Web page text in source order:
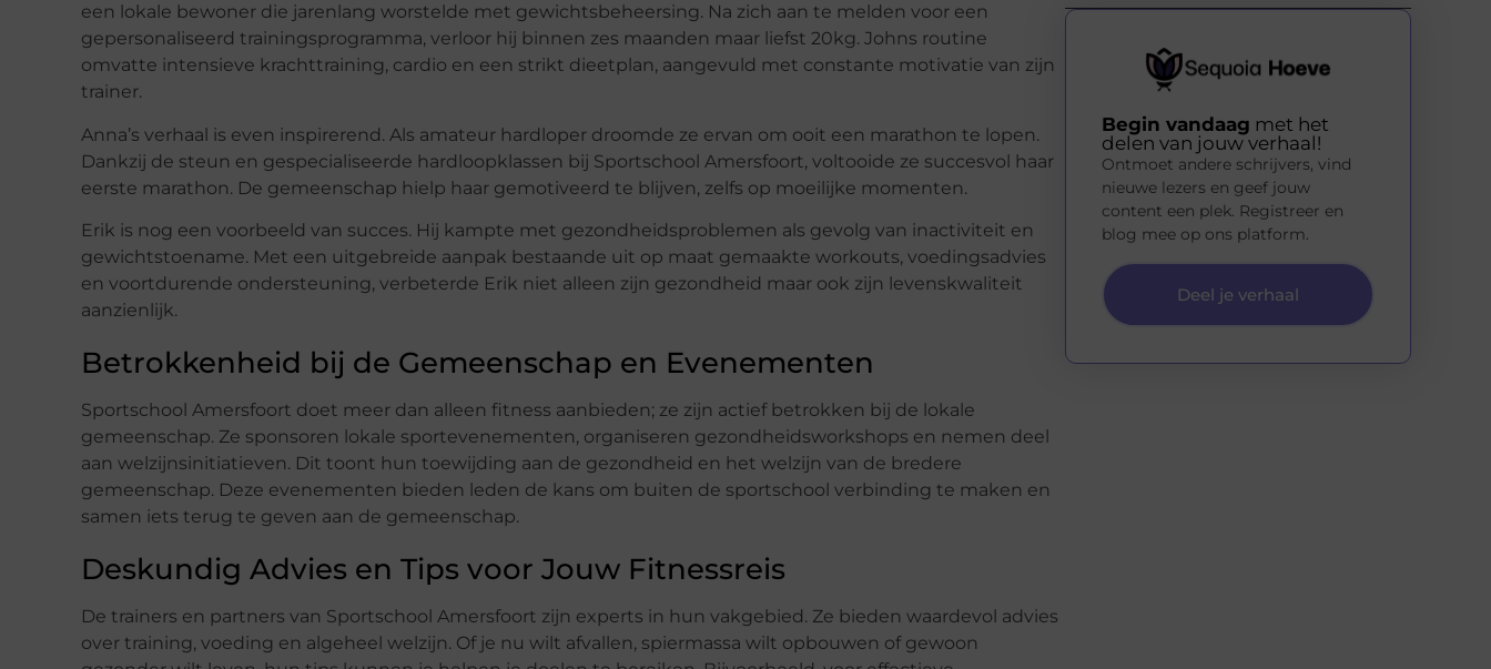
een lokale bewoner die jarenlang worstelde met gewichtsbeheersing. Na zich aan te melden voor een
gepersonaliseerd trainingsprogramma, verloor hij binnen zes maanden maar liefst 20kg. Johns routine
omvatte intensieve krachttraining, cardio en een strikt dieetplan, aangevuld met constante motivatie van zijn
trainer.
Anna’s verhaal is even inspirerend. Als amateur hardloper droomde ze ervan om ooit een marathon te lopen.
Dankzij de steun en gespecialiseerde hardloopklassen bij Sportschool Amersfoort, voltooide ze succesvol haar
eerste marathon. De gemeenschap hielp haar gemotiveerd te blijven, zelfs op moeilijke momenten.
Erik is nog een voorbeeld van succes. Hij kampte met gezondheidsproblemen als gevolg van inactiviteit en
gewichtstoename. Met een uitgebreide aanpak bestaande uit op maat gemaakte workouts, voedingsadvies
en voortdurende ondersteuning, verbeterde Erik niet alleen zijn gezondheid maar ook zijn levenskwaliteit
aanzienlijk.
Betrokkenheid bij de Gemeenschap en Evenementen
Sportschool Amersfoort doet meer dan alleen fitness aanbieden; ze zijn actief betrokken bij de lokale
gemeenschap. Ze sponsoren lokale sportevenementen, organiseren gezondheidsworkshops en nemen deel
aan welzijnsinitiatieven. Dit toont hun toewijding aan de gezondheid en het welzijn van de bredere
gemeenschap. Deze evenementen bieden leden de kans om buiten de sportschool verbinding te maken en
samen iets terug te geven aan de gemeenschap.
Deskundig Advies en Tips voor Jouw Fitnessreis
De trainers en partners van Sportschool Amersfoort zijn experts in hun vakgebied. Ze bieden waardevol advies
over training, voeding en algeheel welzijn. Of je nu wilt afvallen, spiermassa wilt opbouwen of gewoon
Begin vandaag met het
delen van jouw verhaal!
Ontmoet andere schrijvers, vind
nieuwe lezers en geef jouw
content een plek. Registreer en
blog mee op ons platform.
Deel je verhaal